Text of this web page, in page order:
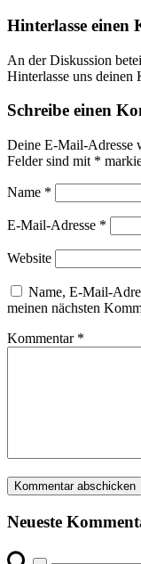
Hinterlasse einen
An der Diskussion
Hinterlasse uns deinen
Schreibe einen
Deine E-Mail-Adresse
Felder sind mit *
Name *
E-Mail-Adresse *
Website
Name, E-Mail-
meinen nächsten
Kommentar *
Neueste